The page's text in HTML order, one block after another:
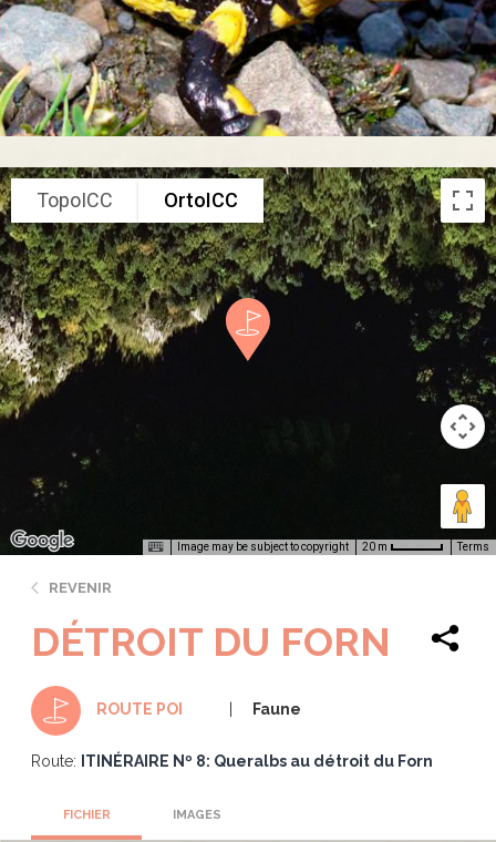
TopoICC OrtoICC
Image may be subject to copyright 20 m Terms
REVENIR
DÉTROIT DU FORN
ROUTE POI Faune
Route: ITINÉRAIRE Nº 8: Queralbs au détroit du Forn
FICHIER IMAGES